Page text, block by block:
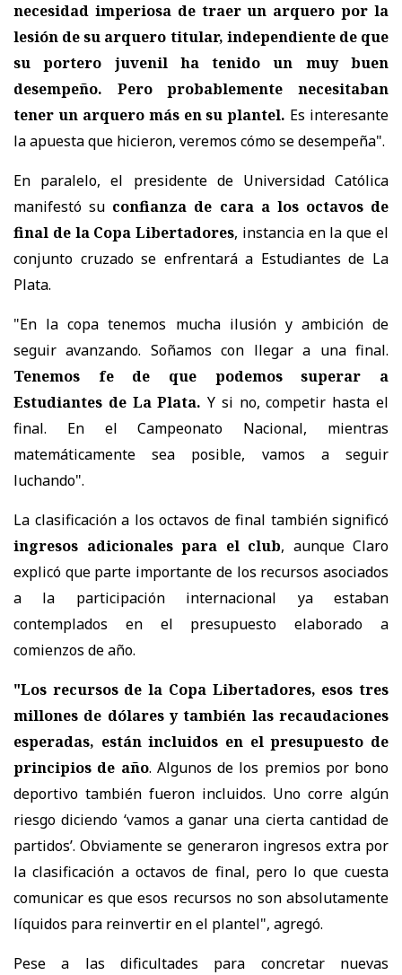
necesidad imperiosa de traer un arquero por la
lesión de su arquero titular, independiente de que
su portero juvenil ha tenido un muy buen
desempeño. Pero probablemente necesitaban
tener un arquero más en su plantel. Es interesante
la apuesta que hicieron, veremos cómo se desempeña".
En paralelo, el presidente de Universidad Católica
manifestó su confianza de cara a los octavos de
final de la Copa Libertadores, instancia en la que el
conjunto cruzado se enfrentará a Estudiantes de La
Plata.
"En la copa tenemos mucha ilusión y ambición de
seguir avanzando. Soñamos con llegar a una final.
Tenemos fe de que podemos superar a
Estudiantes de La Plata. Y si no, competir hasta el
final. En el Campeonato Nacional, mientras
matemáticamente sea posible, vamos a seguir
luchando".
La clasificación a los octavos de final también significó
ingresos adicionales para el club, aunque Claro
explicó que parte importante de los recursos asociados
a la participación internacional ya estaban
contemplados en el presupuesto elaborado a
comienzos de año.
"Los recursos de la Copa Libertadores, esos tres
millones de dólares y también las recaudaciones
esperadas, están incluidos en el presupuesto de
principios de año. Algunos de los premios por bono
deportivo también fueron incluidos. Uno corre algún
riesgo diciendo ‘vamos a ganar una cierta cantidad de
partidos’. Obviamente se generaron ingresos extra por
la clasificación a octavos de final, pero lo que cuesta
comunicar es que esos recursos no son absolutamente
líquidos para reinvertir en el plantel", agregó.
Pese a las dificultades para concretar nuevas